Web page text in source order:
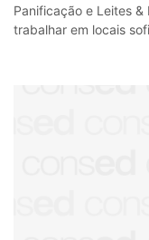
Panificação e Leites
trabalhar em locais